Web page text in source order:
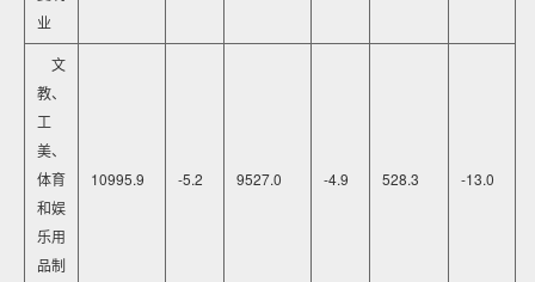
业
文
教、
工
美、
体育
和娱
乐用
品制
10995.9 -5.2 9527.0 -4.9 528.3 -13.0